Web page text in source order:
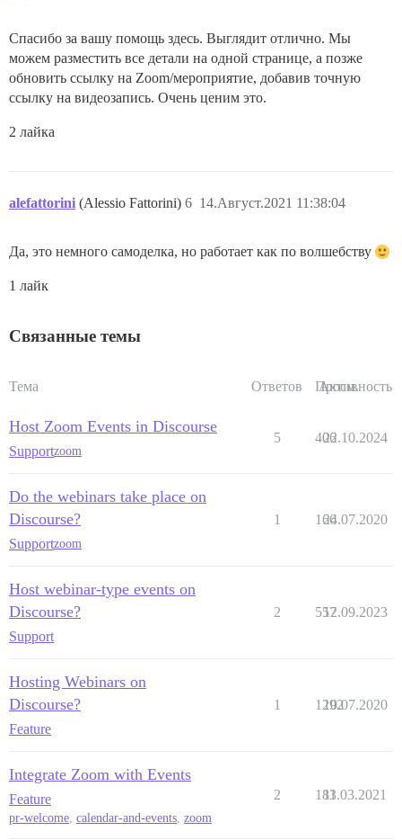
Спасибо за вашу помощь здесь. Выглядит отлично. Мы
можем разместить все детали на одной странице, а позже
обновить ссылку на Zoom/мероприятие, добавив точную
ссылку на видеозапись. Очень ценим это.
2 лайка
alefattorini (Alessio Fattorini) 14.Август.2021 11:38:04
6
Да, это немного самоделка, но работает как по волшебству
1 лайк
Связанные темы
Тема Ответов Просм.
Активность
Host Zoom Events in Discourse
Supportzoom
5 406
22.10.2024
Do the webinars take place on
Discourse?
Supportzoom
1 166
24.07.2020
Host webinar-type events on
Discourse?
Support
2 557
12.09.2023
Hosting Webinars on
Discourse?
Feature
1 1292
10.07.2020
Integrate Zoom with Events
Feature
pr-welcome calendar-and-events zoom
2 183
11.03.2021